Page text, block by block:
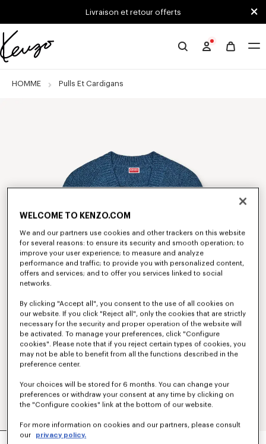
Skip to main content
Skip to footer contentLivraison et retour offerts
Site
KENZO
HOMME Pulls Et Cardigans
CARDIGAN 'BOKE FLOWER' EN LAINE ET COTON
WELCOME TO KENZO.COM
We and our partners use cookies and other trackers on this website
for several reasons: to ensure its security and smooth operation; to
improve your user experience; to measure and analyze
performance and traffic; to provide you with personalized content,
offers and services; and to offer you services linked to social
networks.
By clicking "Accept all", you consent to the use of all cookies on
our website. If you click "Reject all", only the cookies that are strictly
necessary for the security and proper operation of the website will
be activated. To manage your preferences, click "Configure
cookies". Please note that if you reject certain types of cookies, you
may not be able to benefit from all the functions described in the
preference center.
Your choices will be stored for 6 months. You can change your
preferences or withdraw your consent at any time by clicking on
the "Configure cookies" link at the bottom of our website.
For more information on cookies and our partners, please consult
our
privacy policy.